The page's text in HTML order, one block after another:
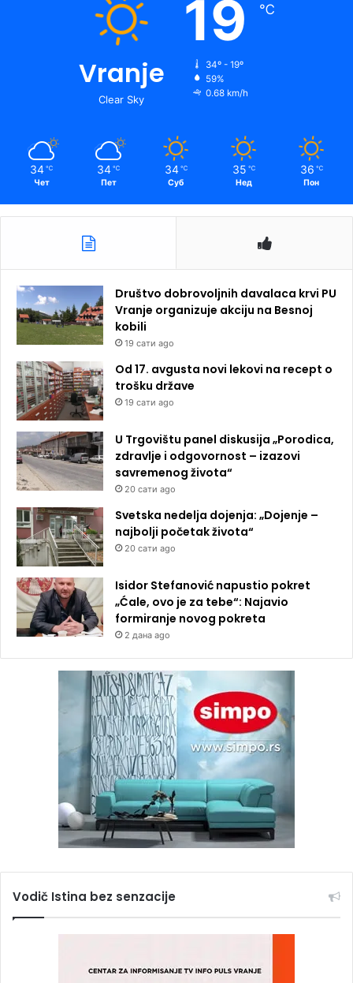
Vranje
Clear Sky
19 ℃
34º - 19º
59%
0.68 km/h
34 ℃
Чет
34 ℃
Пет
34 ℃
Суб
35 ℃
Нед
36 ℃
Пон
Društvo dobrovoljnih davalaca krvi PU
Vranje organizuje akciju na Besnoj
kobili
19 сати ago
Od 17. avgusta novi lekovi na recept o
trošku države
19 сати ago
U Trgovištu panel diskusija „Porodica,
zdravlje i odgovornost – izazovi
savremenog života“
20 сати ago
Svetska nedelja dojenja: „Dojenje –
najbolji početak života“
20 сати ago
Isidor Stefanović napustio pokret
„Ćale, ovo je za tebe“: Najavio
formiranje novog pokreta
2 дана ago
Vodič Istina bez senzacije